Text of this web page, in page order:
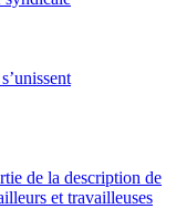
de la description de
et travailleuses